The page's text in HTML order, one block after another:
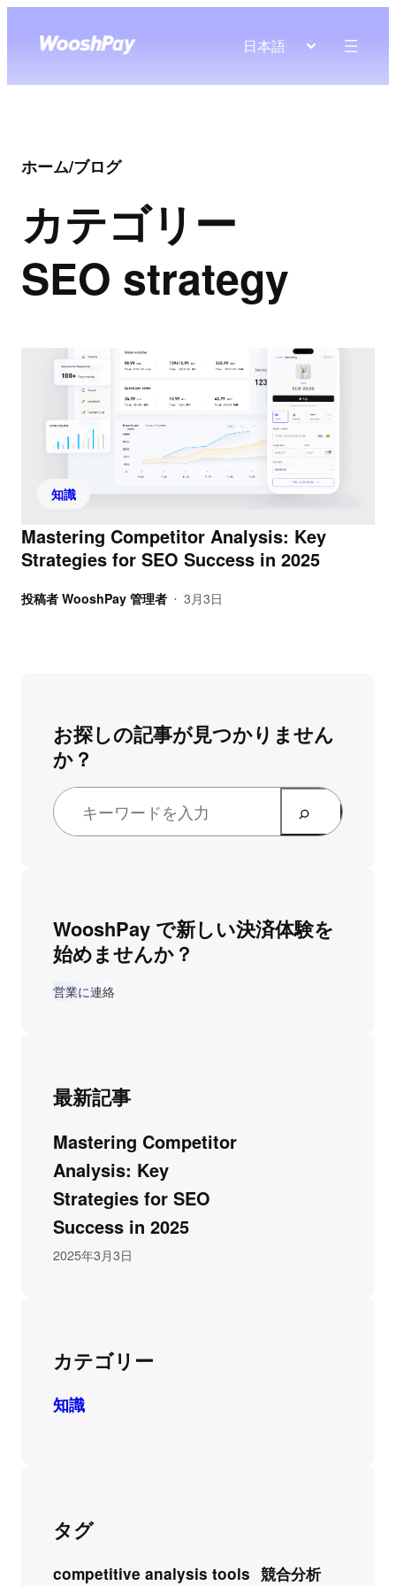
日本語
ホーム/ブログ
カテゴリー
SEO strategy
知識
Mastering Competitor Analysis: Key
Strategies for SEO Success in 2025
投稿者 WooshPay 管理者 • 3月3日
お探しの記事が見つかりません
か？
WooshPay で新しい決済体験を
始めませんか？
営業に連絡
最新記事
Mastering Competitor
Analysis: Key
Strategies for SEO
Success in 2025
2025年3月3日
カテゴリー
知識
タグ
competitive analysis tools 競合分析